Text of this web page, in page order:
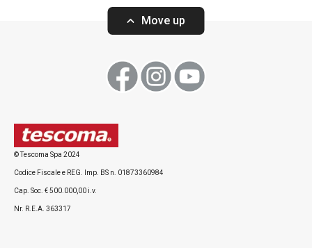
Tutti i prodotti della linea DELÍCIA SiliconPRIME
Move up
© Tescoma Spa 2024
Codice Fiscale e REG. Imp. BS n. 01873360984
Cap. Soc. € 500.000,00 i.v.
Nr. R.E.A. 363317